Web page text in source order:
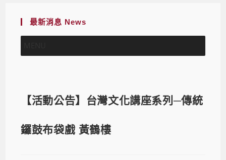
最新消息 News
【活動公告】台灣文化講座系列─傳統
鑼鼓布袋戲 黃鶴樓